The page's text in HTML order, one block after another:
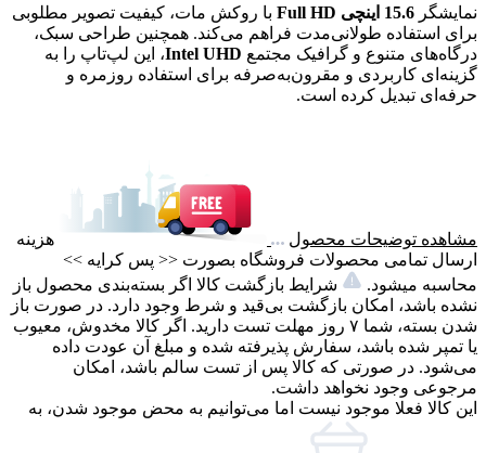
نمایشگر 15.6 اینچی Full HD
با روکش مات، کیفیت تصویر مطلوبی
برای استفاده طولانی‌مدت فراهم می‌کند. همچنین طراحی سبک،
درگاه‌های متنوع و گرافیک مجتمع Intel UHD، این لپ‌تاپ را به
گزینه‌ای کاربردی و مقرون‌به‌صرفه برای استفاده روزمره و
حرفه‌ای تبدیل کرده است.
مشاهده توضیحات محصول
هزینه
ارسال تمامی محصولات فروشگاه بصورت << پس کرایه >>
محاسبه میشود.
شرایط بازگشت کالا اگر بسته‌بندی محصول باز
نشده باشد، امکان بازگشت بی‌قید و شرط وجود دارد. در صورت باز
شدن بسته، شما ۷ روز مهلت تست دارید. اگر کالا مخدوش، معیوب
یا تمپر شده باشد، سفارش پذیرفته شده و مبلغ آن عودت داده
می‌شود. در صورتی که کالا پس از تست سالم باشد، امکان
مرجوعی وجود نخواهد داشت.
این کالا فعلا موجود نیست اما می‌توانیم به محض موجود شدن، به